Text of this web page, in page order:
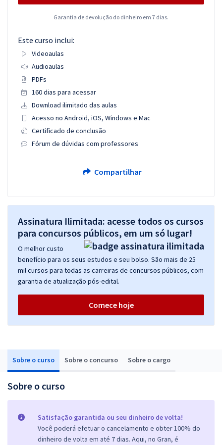
Sobre o curso Sobre o concurso Sobre o cargo
Sobre o curso
Satisfação garantida ou seu dinheiro de volta!
Você poderá efetuar o cancelamento e obter 100% do
dinheiro de volta em até 7 dias. Aqui, no Gran, é
Garantia de devolução do dinheiro em 7 dias.
Este curso inclui:
Videoaulas
Audioaulas
PDFs
160 dias para acessar
Download ilimitado das aulas
Acesso no Android, iOS, Windows e Mac
Certificado de conclusão
Fórum de dúvidas com professores
Compartilhar
Assinatura Ilimitada: acesse todos os cursos
para concursos públicos, em um só lugar!
O melhor custo
benefício para os seus estudos e seu bolso. São mais de 25
mil cursos para todas as carreiras de concursos públicos, com
garantia de atualização pós-edital.
Comece hoje